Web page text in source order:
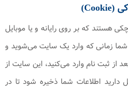
هستند که بر روی رایانه و یا موبایل
زمانی که وارد یک سایت می‌شوید و
از ثبت نام وارد می‌کنید، این سایت از
دارید اطلاعات شما ذخیره شود تا در